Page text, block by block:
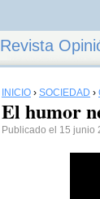
Revista
INICIO › SOCIEDAD ›
El humor
Publicado el 15 junio